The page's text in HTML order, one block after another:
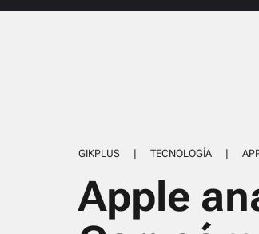
GIKPLUS | TECNOLOGÍA |
Apple